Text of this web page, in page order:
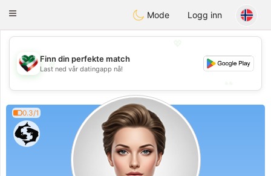
KuwaitChat
Toggle
Mode Logg inn
💖
💕
Finn din perfekte match
Last ned vår datingapp nå!
0.3/1